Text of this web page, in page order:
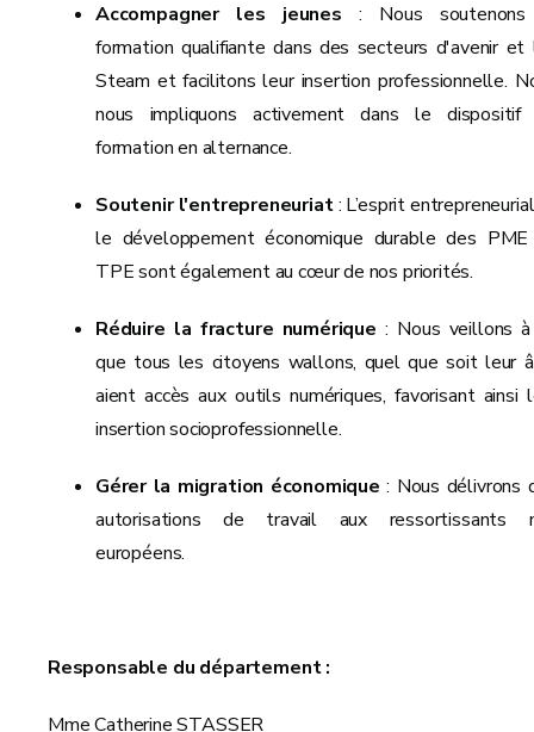
Accompagner les jeunes : Nous
formation qualifiante dans des secteurs d'avenir et
Steam et facilitons leur insertion professionnelle.
nous impliquons activement dans le dispositif
formation en alternance.
Soutenir l'entrepreneuriat: L’esprit
le développement économique durable des
TPE sont également au cœur de nos priorités.
Réduire la fracture numérique : Nous veillons
que tous les citoyens wallons, quel que soit leur
aient accès aux outils numériques, favorisant ainsi
insertion socioprofessionnelle.
Gérer la migration économique : Nous délivrons
autorisations de travail aux ressortissants
européens.
Responsable du département :
Mme Catherine STASSER